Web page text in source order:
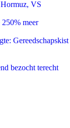
Hormuz, VS
meer
Gereedschapskist
bezocht terecht